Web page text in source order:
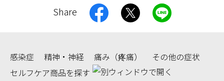
Share
感染症 精神・神経 痛み（疼痛）
その他の症状
セルフケア商品を探す